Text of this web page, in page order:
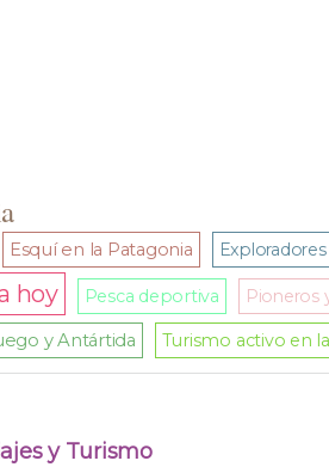
Esquí en la Patagonia
hoy Pesca deportiva Pioneros
y Antártida Turismo activo en
y Turismo